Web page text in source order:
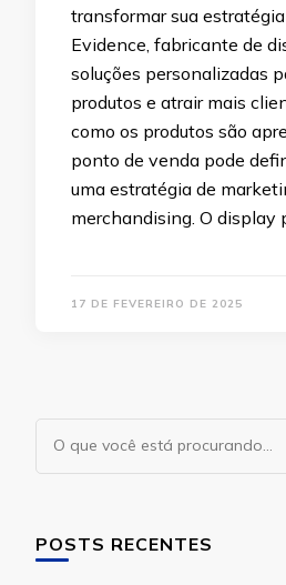
transformar sua
Evidence, fabricante de
soluções personalizadas
produtos e atrair mais
como os produtos são
ponto de venda pode
uma estratégia de
merchandising. O display
17 DE FEVEREIRO DE 2025
Procurando
algo?
POSTS RECENTES